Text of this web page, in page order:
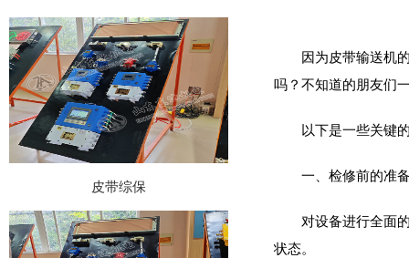
皮带综保
因为皮带输送机
吗？不知道的朋友们
以下是一些关键
一、检修前的准
对设备进行全面
状态‌。